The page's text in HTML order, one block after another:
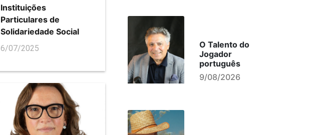
Instituições
Particulares de
Solidariedade Social
6/07/2025
O Talento do
Jogador
português
9/08/2026